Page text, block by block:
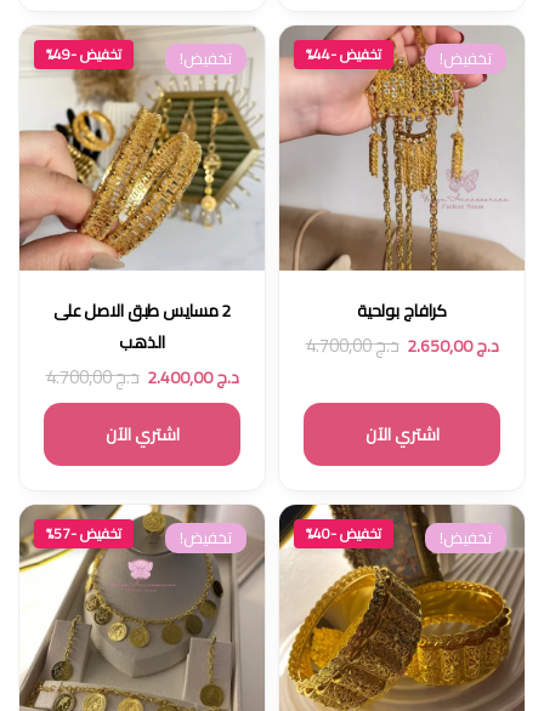
تخفيض! تخفيض -44%
كرافاج بولحية
د.ج2.650,00 د.ج4.700,00
اشتري الآن
تخفيض! تخفيض -49%
2 مسايس طبق الاصل على
الذهب
د.ج2.400,00 د.ج4.700,00
اشتري الآن
تخفيض! تخفيض -40% تخفيض! تخفيض -57%